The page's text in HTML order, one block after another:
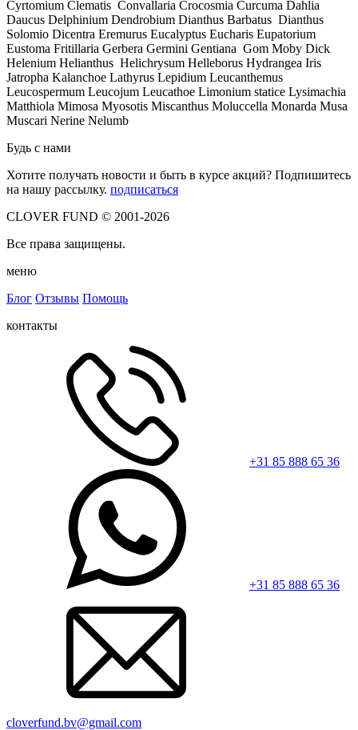
Cyrtomium Clematis Convallaria Crocosmia Curcuma Dahlia
Daucus Delphinium Dendrobium Dianthus Barbatus Dianthus
Solomio Dicentra Eremurus Eucalyptus Eucharis Eupatorium
Eustoma Fritillaria Gerbera Germini Gentiana Gom Moby Dick
Helenium Helianthus Helichrysum Helleborus Hydrangea Iris
Jatropha Kalanchoe Lathyrus Lepidium Leucanthemus
Leucospermum Leucojum Leucathoe Limonium statice Lysimachia
Matthiola Mimosa Myosotis Miscanthus Moluccella Monarda Musa
Muscari Nerine Nelumb
Будь с нами
Хотите получать новости и быть в курсе акций? Подпишитесь
на нашу рассылку. подписаться
CLOVER FUND © 2001-2026
Все права защищены.
меню
Блог Отзывы Помощь
контакты
+31 85 888 65 36
+31 85 888 65 36
cloverfund.bv@gmail.com